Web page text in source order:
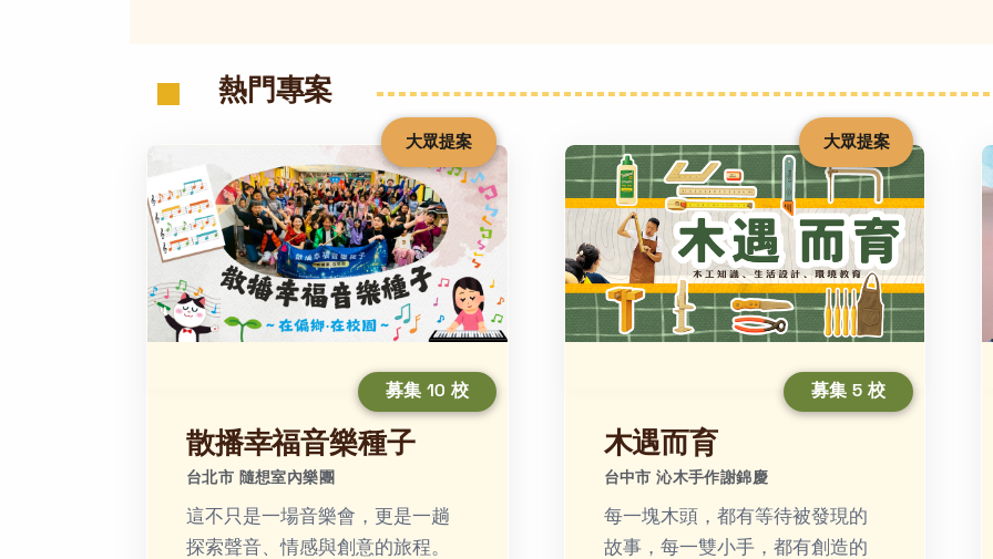
熱門專案
大眾提案
募集 10 校
散播幸福音樂種子
台北市 隨想室內樂團
這不只是一場音樂會，更是一趟
探索聲音、情感與創意的旅程。
大眾提案
募集 5 校
木遇而育
台中市 沁木手作謝錦慶
每一塊木頭，都有等待被發現的
故事，每一雙小手，都有創造的